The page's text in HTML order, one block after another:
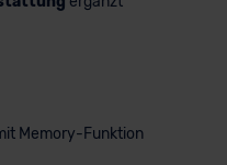
Memory-Funktion